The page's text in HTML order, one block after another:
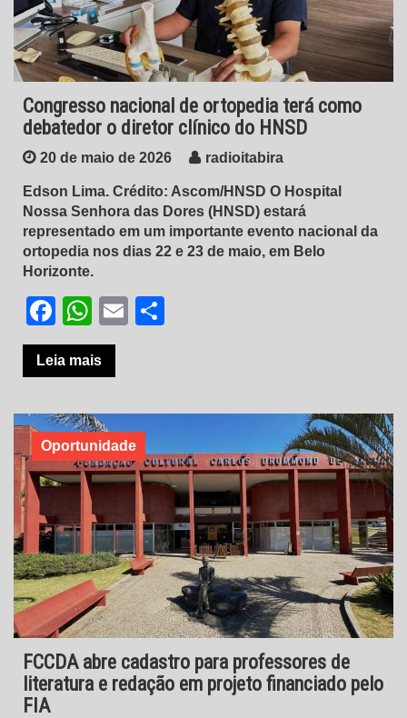
Congresso nacional de ortopedia terá como
debatedor o diretor clínico do HNSD
20 de maio de 2026 radioitabira
Edson Lima. Crédito: Ascom/HNSD O Hospital
Nossa Senhora das Dores (HNSD) estará
representado em um importante evento nacional da
ortopedia nos dias 22 e 23 de maio, em Belo
Horizonte.
Facebook
WhatsApp
Email
Leia mais
Oportunidade
FCCDA abre cadastro para professores de
literatura e redação em projeto financiado pelo
FIA